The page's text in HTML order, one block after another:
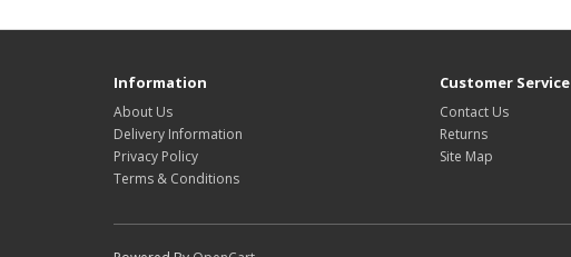
Information
About Us
Delivery Information
Privacy Policy
Terms & Conditions
Customer Service
Contact Us
Returns
Site Map